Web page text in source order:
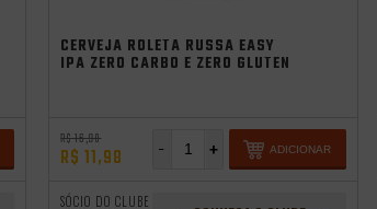
CERVEJA ROLETA RUSSA EASY
IPA ZERO CARBO E ZERO GLUTEN
R$ 16,98
R$ 11,98 +
- ADICIONAR
SÓCIO DO CLUBE